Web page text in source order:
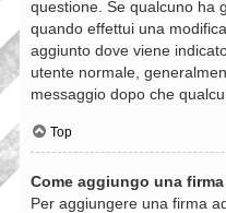
questione. Se qualcuno ha
quando effettui una
aggiunto dove viene
utente normale,
messaggio dopo che
Top
Come aggiungo una
Per aggiungere una firma